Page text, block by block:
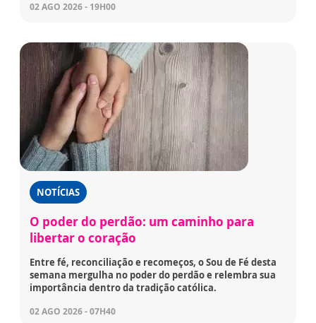
02 AGO 2026 - 19H00
NOTÍCIAS
O poder do perdão: um caminho para
libertar o coração
Entre fé, reconciliação e recomeços, o Sou de Fé desta
semana mergulha no poder do perdão e relembra sua
importância dentro da tradição católica.
02 AGO 2026 - 07H40